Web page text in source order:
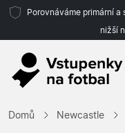
Porovnáváme primární
nižší
Domů Newcastle